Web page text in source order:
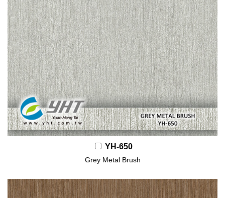
YH-650
Grey Metal Brush